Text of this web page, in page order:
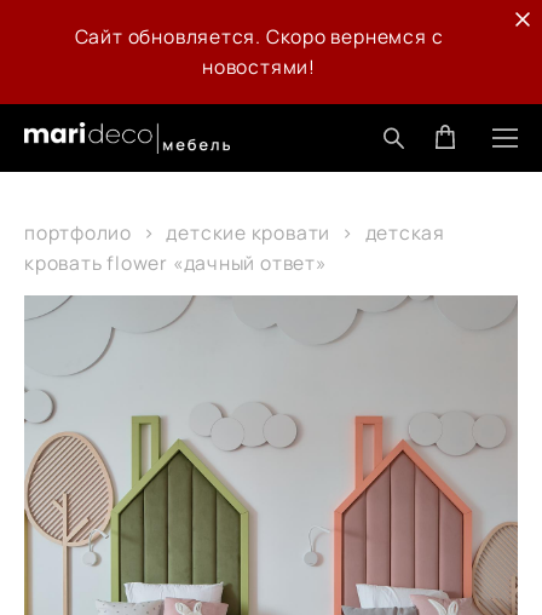
Сайт обновляется. Скоро вернемся с
новостями!
портфолио > детские кровати > детская
кровать flower «дачный ответ»